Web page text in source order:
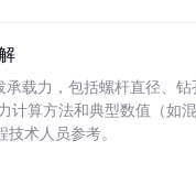
载力，包括螺杆直径、
计算方法和典型数值（如
术人员参考。